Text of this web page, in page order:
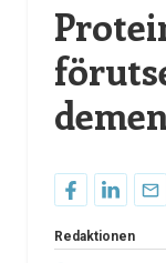
Redaktionen